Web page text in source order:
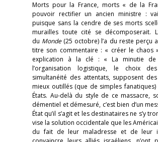
Morts pour la France, morts « de la
pouvoir rectifier un ancien ministre :
puisque sans la cendre de ses morts
murailles toute cité se décomposerait.
du Monde(25 octobre) l’a du reste perçu
titre son commentaire : « créer le chaos
explication à la clé : « La minutie de
l’organisation logistique, le choix
simultanéité des attentats, supposent
mieux outillés (que de simples
États. Au-delà du style de ce massacre,
démentiel et démesuré, c’est bien d’un
État qu’il s’agit et les destinataires ne s’y
vise la solution occidentale que les
du fait de leur maladresse et de leur